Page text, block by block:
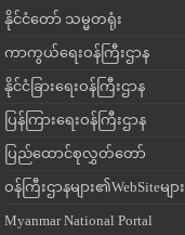
နိုင်ငံတော် သမ္မတရုံး
ကာကွယ်ရေးဝန်ကြီးဌာန
နိုင်ငံခြားရေးဝန်ကြီးဌာန
ပြန်ကြားရေးဝန်ကြီးဌာန
ပြည်ထောင်စုလွှတ်တော်
ဝန်ကြီးဌာနများ၏WebSiteများ
Myanmar National Portal